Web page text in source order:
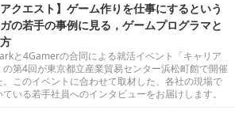
アクエスト】ゲーム作りを仕事にするという
の若手の事例に見る，ゲームプログラマと
と4Gamerの合同による就活イベント「キャリア
の第4回が東京都立産業貿易センター浜松町館で開催
。このイベントに合わせて取材した、各社の現場で
いる若手社員へのインタビューをお届けします。